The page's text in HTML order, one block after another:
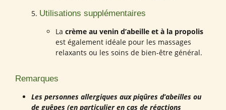
Utilisations supplémentaires
La crème au venin d’abeille et à la propolis
est également idéale pour les massages
relaxants ou les soins de bien-être général.
Remarques
Les personnes allergiques aux piqûres d’abeilles ou
de guêpes (en particulier en cas de réactions